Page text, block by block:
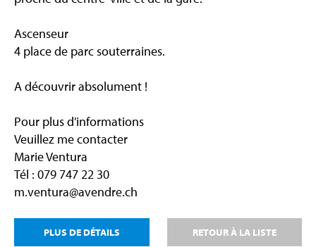
Ascenseur
4 place de parc souterraines.
A découvrir absolument !
Pour plus d'informations
Veuillez me contacter
Marie Ventura
Tél : 079 747 22 30
m.ventura@avendre.ch
PLUS DE DÉTAILS RETOUR À LA LISTE